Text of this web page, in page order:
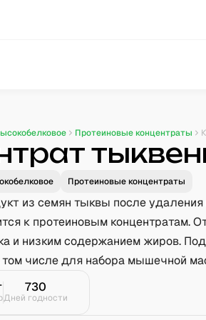
Протеиновые концентраты
Протеиновые концентраты
из семян тыквы после удаления
к протеиновым концентратам.
и низким содержанием жиров.
числе для набора мышечной
730
Дней годности